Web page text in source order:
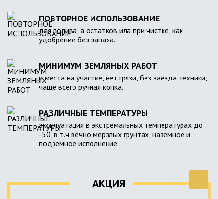
ПОВТОРНОЕ ИСПОЛЬЗОВАНИЕ
для полива, а остатков ила при чистке, как
удобрение без запаха.
МИНИМУМ ЗЕМЛЯНЫХ РАБОТ
и места на участке, нет грязи, без заезда техники,
чаще всего ручная копка.
РАЗЛИЧНЫЕ ТЕМПЕРАТУРЫ
эксплуатация в экстремальных температурах до
-50, в т.ч вечно мерзлых грунтах, наземное и
подземное исполнение.
АКЦИЯ